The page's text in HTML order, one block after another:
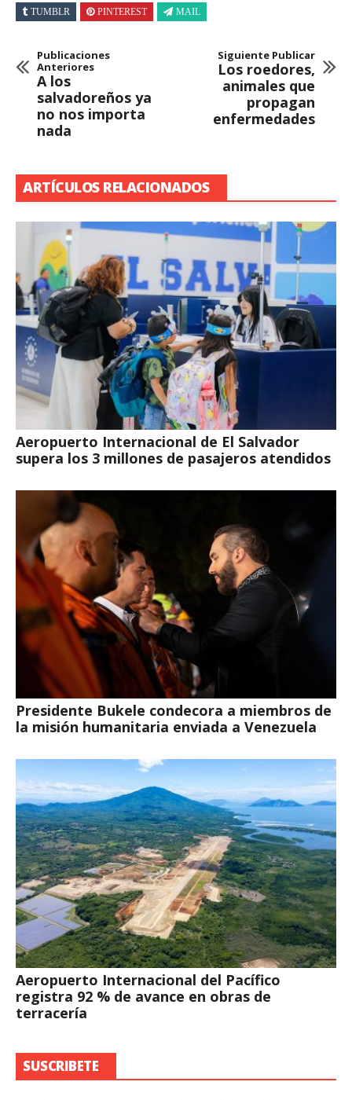
TUMBLR PINTEREST MAIL
Publicaciones
Anteriores
A los
salvadoreños ya
no nos importa
nada
Siguiente Publicar
Los roedores,
animales que
propagan
enfermedades
ARTÍCULOS RELACIONADOS
Aeropuerto Internacional de El Salvador
supera los 3 millones de pasajeros atendidos
Presidente Bukele condecora a miembros de
la misión humanitaria enviada a Venezuela
Aeropuerto Internacional del Pacífico
registra 92 % de avance en obras de
terracería
SUSCRIBETE